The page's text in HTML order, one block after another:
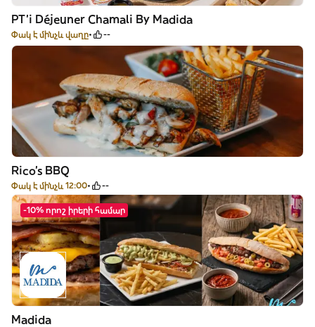
PT'i Déjeuner Chamali By Madida
Փակ է մինչև վաղը --
Rico's BBQ
Փակ է մինչև 12:00 --
-10% որոշ իրերի համար
Madida